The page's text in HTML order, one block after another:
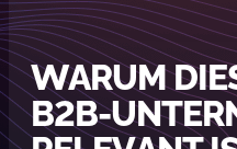
WARUM
B2B-